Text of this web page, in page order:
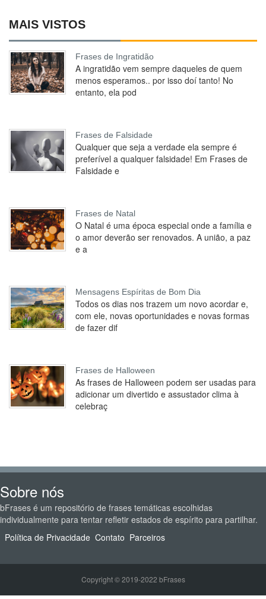
MAIS VISTOS
Frases de Ingratidão
A ingratidão vem sempre daqueles de quem
menos esperamos.. por isso doí tanto! No
entanto, ela pod
Frases de Falsidade
Qualquer que seja a verdade ela sempre é
preferível a qualquer falsidade! Em Frases de
Falsidade e
Frases de Natal
O Natal é uma época especial onde a família e
o amor deverão ser renovados. A união, a paz
e a
Mensagens Espíritas de Bom Dia
Todos os dias nos trazem um novo acordar e,
com ele, novas oportunidades e novas formas
de fazer dif
Frases de Halloween
As frases de Halloween podem ser usadas para
adicionar um divertido e assustador clima à
celebraç
Sobre nós
bFrases é um repositório de frases temáticas escolhidas
individualmente para tentar refletir estados de espírito para partilhar.
Política de Privacidade Contato Parceiros
Copyright © 2019-2022 bFrases